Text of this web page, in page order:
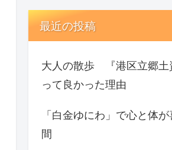
最近の投稿
大人の散歩 『港区立郷土
って良かった理由
「白金ゆにわ」で心と体
間